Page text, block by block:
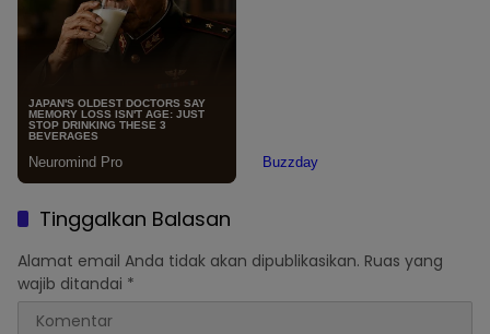
Tinggalkan Balasan
Alamat email Anda tidak akan dipublikasikan. Ruas yang
wajib ditandai *